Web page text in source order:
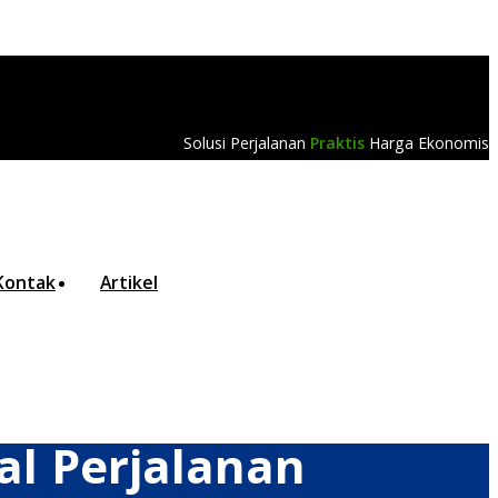
Solusi Perjalanan Praktis Harga Ekonomis
Artikel
Perjalanan